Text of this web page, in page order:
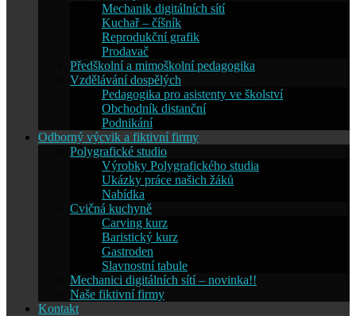
Mechanik digitálních sítí
Kuchař – číšník
Reprodukční grafik
Prodavač
Předškolní a mimoškolní pedagogika
Vzdělávání dospělých
Pedagogika pro asistenty ve školství
Obchodník distanční
Podnikání
Odborný výcvik a fiktivní firmy
Polygrafické studio
Výrobky Polygrafického studia
Ukázky práce našich žáků
Nabídka
Cvičná kuchyně
Carving kurz
Baristický kurz
Gastroden
Slavnostní tabule
Mechanici digitálních sítí – novinka!!
Naše fiktivní firmy
Kontakt